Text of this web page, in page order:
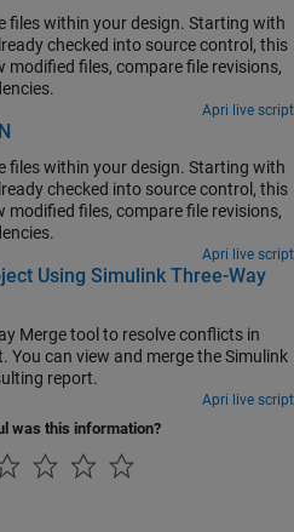
files within your design. Starting with
checked into source control, this
modified files, compare file revisions,
Apri live script
files within your design. Starting with
checked into source control, this
modified files, compare file revisions,
Apri live script
Using Simulink Three-Way
Merge tool to resolve conflicts in
You can view and merge the Simulink
report.
Apri live script
was this information?